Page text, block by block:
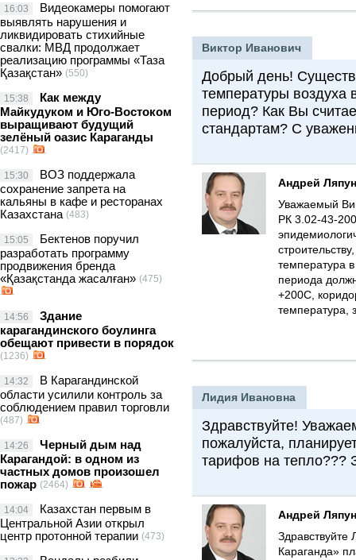
16:03 Видеокамеры помогают
выявлять нарушения и
ликвидировать стихийные
свалки: МВД продолжает
реализацию программы «Таза
Қазақстан» (550)
15:38 Как между
Майкудуком и Юго-Востоком
выращивают будущий
зелёный оазис Караганды
(2417)
15:30 ВОЗ поддержала
сохранение запрета на
кальяны в кафе и ресторанах
Казахстана (483)
15:05 Бектенов поручил
разработать программу
продвижения бренда
«Қазақстанда жасалған» (475)
14:56 Здание
карагандинского боулинга
обещают привести в порядок
(1236)
14:32 В Карагандинской
области усилили контроль за
соблюдением правил торговли
(487)
14:26 Черный дым над
Карагандой: в одном из
частных домов произошел
пожар (2464)
14:04 Казахстан первым в
Центральной Азии открыл
центр протонной терапии (473)
Виктор Иванович
Добрый день!
температуры
период? Как Вы
стандартам? С
Андрей
Уважаемый
РК 3.02-43-
температура
периода
+200С,
температура,
Лидия Ивановна
Здравствуйте!
пожалуйста,
тарифов на тепло???
Андрей
Караганда»